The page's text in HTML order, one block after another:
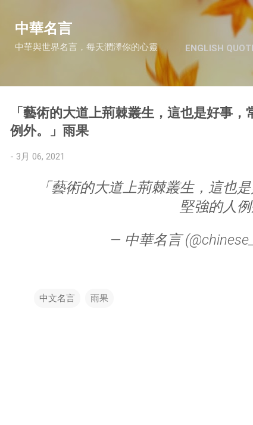
跳至
中華名言
中華與世界名言，每天潤澤你的心靈 ENGLISH
「藝術的大道上荊棘叢生，這也是好事
例外。」雨果
- 3月 06, 2021
「藝術的大道上荊棘叢生，這也
堅強的人
— 中華名言
中文名言 雨果